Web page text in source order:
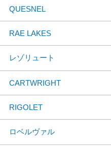
QUESNEL
RAE LAKES
レゾリュート
CARTWRIGHT
RIGOLET
ロベルヴァル